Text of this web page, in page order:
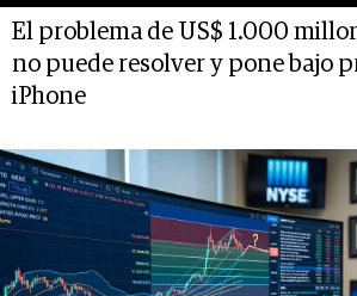
El problema de US$ 1.000
no puede resolver y pone bajo
iPhone